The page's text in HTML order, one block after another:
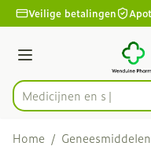
Ga naar de inhoud
1 van 1
Veilige betalingen
Menu
Product, merk,
Home / Geneesmiddelen